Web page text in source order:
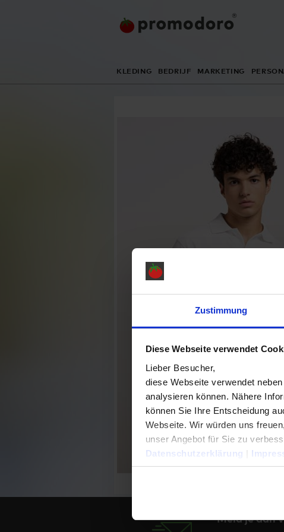
Zustimmung
Diese Webseite verwendet
Lieber Besucher,
diese Webseite verwendet
analysieren können. Nähere
können Sie Ihre Entscheidung
Webseite. Wir würden uns
unser Angebot für Sie zu
Datenschutzerklärung
KLEDING BEDRIJF MARKETING
Meld je aan